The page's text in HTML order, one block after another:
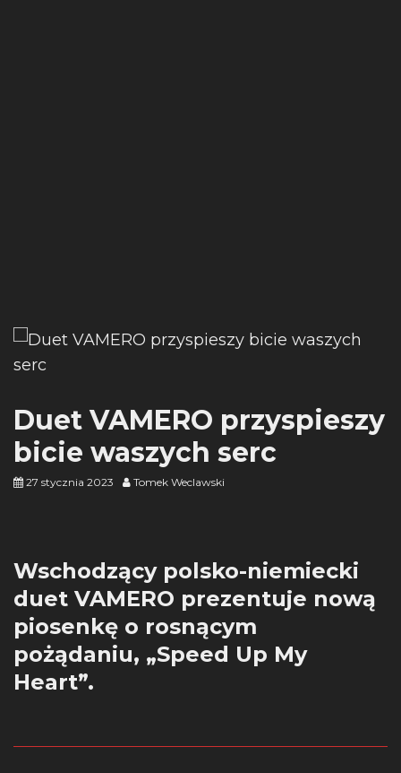
Duet VAMERO przyspieszy
bicie waszych serc
27 stycznia 2023 Tomek Weclawski
Wschodzący polsko-niemiecki
duet VAMERO prezentuje nową
piosenkę o rosnącym
pożądaniu, „Speed Up My
Heart”.